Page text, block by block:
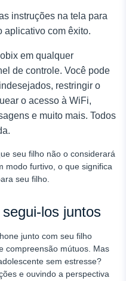
instruções na tela para
aplicativo com êxito.
em qualquer
de controle. Você pode
restringir o
o acesso à WiFi,
e muito mais. Todos
seu filho não o considerará
modo furtivo, o que significa
seu filho.
los juntos
junto com seu filho
compreensão mútuos. Mas
sem estresse?
e ouvindo a perspectiva